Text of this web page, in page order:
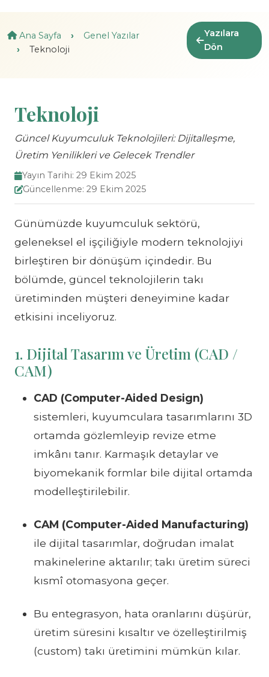
Ana Sayfa
Genel Yazılar
Teknoloji
Yazılara
Dön
Teknoloji
Güncel Kuyumculuk Teknolojileri: Dijitalleşme,
Üretim Yenilikleri ve Gelecek Trendler
Yayın Tarihi: 29 Ekim 2025
Güncellenme: 29 Ekim 2025
Günümüzde kuyumculuk sektörü,
geleneksel el işçiliğiyle modern teknolojiyi
birleştiren bir dönüşüm içindedir. Bu
bölümde, güncel teknolojilerin takı
üretiminden müşteri deneyimine kadar
etkisini inceliyoruz.
1. Dijital Tasarım ve Üretim (CAD /
CAM)
CAD (Computer-Aided Design)
sistemleri, kuyumculara tasarımlarını 3D
ortamda gözlemleyip revize etme
imkânı tanır. Karmaşık detaylar ve
biyomekanik formlar bile dijital ortamda
modelleştirilebilir.
CAM (Computer-Aided Manufacturing)
ile dijital tasarımlar, doğrudan imalat
makinelerine aktarılır; takı üretim süreci
kısmî otomasyona geçer.
Bu entegrasyon, hata oranlarını düşürür,
üretim süresini kısaltır ve özelleştirilmiş
(custom) takı üretimini mümkün kılar.